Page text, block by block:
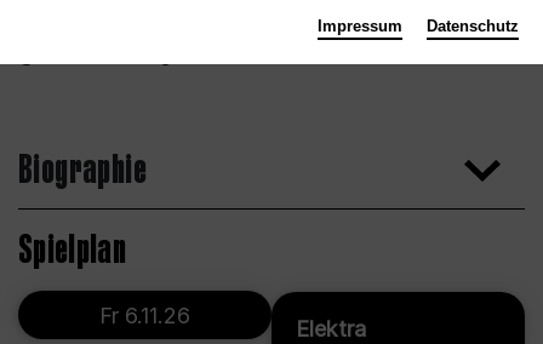
Biographie
Spielplan
Elektra
Fr 6.11.26
Impressum Datenschutz